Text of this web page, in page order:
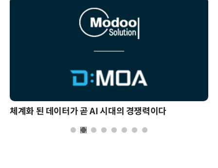
체계화 된 데이터가 곧 AI 시대의 경쟁력이다